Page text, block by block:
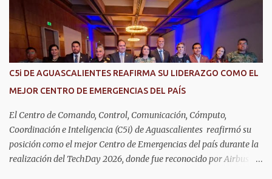
años, como diabetes, hipertensión, deterioro cognitivo y
alzhéimer, entre otros padecimientos. "Nuestros adultos mayores
son el corazón de muchas familias y merecen todo nuestro respeto,
cuidado y reconocimiento; por eso, en el DIF Estatal impulsamos
servicios que les ayuden a cuidar su salud y a vivir esta etapa con
presidenta del DIF Estatal. Para acceder al servicio, las y los
interesados deben acudir a la Dirección de Servi...
C5i DE AGUASCALIENTES REAFIRMA SU LIDERAZGO COMO EL
MEJOR CENTRO DE EMERGENCIAS DEL PAÍS
El Centro de Comando, Control, Comunicación, Cómputo,
Coordinación e Inteligencia (C5i) de Aguascalientes reafirmó su
posición como el mejor Centro de Emergencias del país durante la
realización del TechDay 2026, donde fue reconocido por Airbus